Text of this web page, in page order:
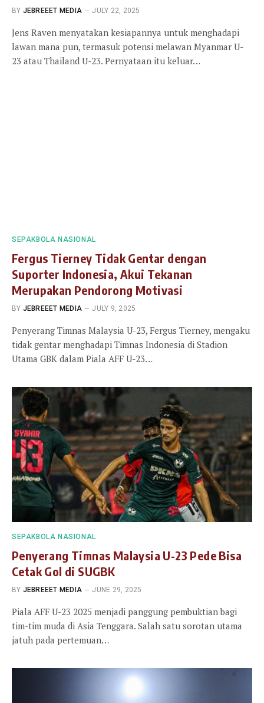
BY JEBREEET MEDIA JULY 22, 2025
Jens Raven menyatakan kesiapannya untuk menghadapi
lawan mana pun, termasuk potensi melawan Myanmar U-
23 atau Thailand U-23. Pernyataan itu keluar…
SEPAKBOLA NASIONAL
Fergus Tierney Tidak Gentar dengan
Suporter Indonesia, Akui Tekanan
Merupakan Pendorong Motivasi
BY JEBREEET MEDIA JULY 9, 2025
Penyerang Timnas Malaysia U-23, Fergus Tierney, mengaku
tidak gentar menghadapi Timnas Indonesia di Stadion
Utama GBK dalam Piala AFF U-23…
SEPAKBOLA NASIONAL
Penyerang Timnas Malaysia U-23 Pede Bisa
Cetak Gol di SUGBK
BY JEBREEET MEDIA JUNE 29, 2025
Piala AFF U-23 2025 menjadi panggung pembuktian bagi
tim-tim muda di Asia Tenggara. Salah satu sorotan utama
jatuh pada pertemuan…